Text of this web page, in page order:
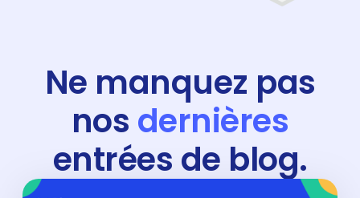
Ne manquez pas
nos dernières
entrées de blog.